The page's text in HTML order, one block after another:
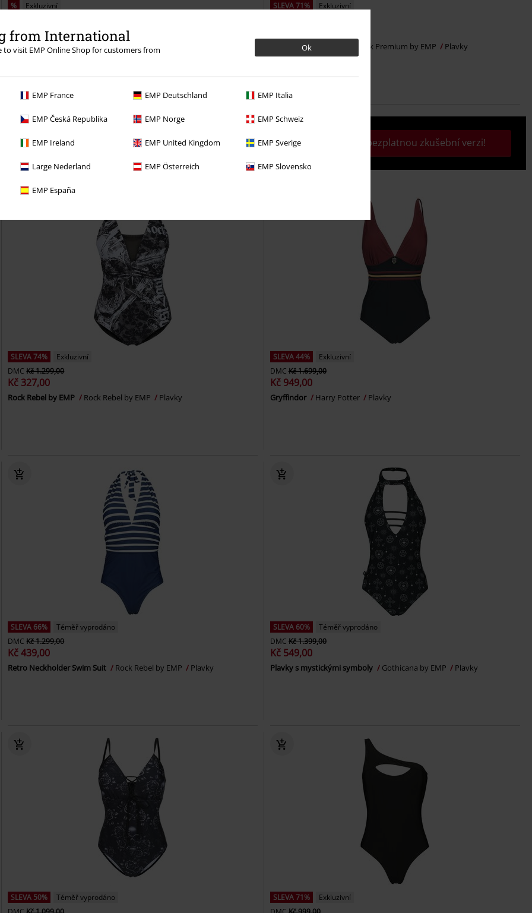
from International
to visit EMP Online Shop for customers from
Ok
EMP France EMP Deutschland EMP Italia
EMP Česká Republika EMP Norge EMP Schweiz
EMP Ireland EMP United Kingdom EMP Sverige
Large Nederland EMP Österreich EMP Slovensko
EMP España
% Exkluzivní
Kč 759,00
Mystical Woods Gothicana by EMP Plavky
SLEVA 71%
Exkluzivní
Asymmetric Swimsuit Black Premium by EMP Plavky
zkušební verzi našeho BACKSTAGE CLUB Aktivujte si svou bezplatnou zkušební verzi!
SLEVA 74%
Exkluzivní
DMC Kč 1.299,00
Kč 327,00
Rock Rebel by EMP Rock Rebel by EMP Plavky
SLEVA 44%
Exkluzivní
DMC Kč 1.699,00
Kč 949,00
Gryffindor Harry Potter Plavky
SLEVA 66%
Téměř vyprodáno
DMC Kč 1.299,00
Kč 439,00
Retro Neckholder Swim Suit Rock Rebel by EMP Plavky
SLEVA 60%
Téměř vyprodáno
DMC Kč 1.399,00
Kč 549,00
Plavky s mystickými symboly Gothicana by EMP Plavky
SLEVA 50%
Téměř vyprodáno
SLEVA 71%
Exkluzivní